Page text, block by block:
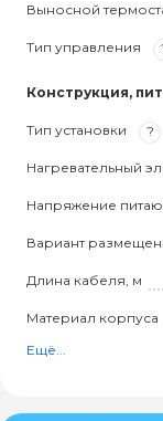
Выносной
Тип управления
Конструкция,
Тип установки ?
Нагревательный
Напряжение
Вариант
Длина кабеля, м
Материал корпуса
Ещё...